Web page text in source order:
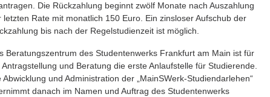
Die Rückzahlung beginnt zwölf Monate nach Auszahlung
letzten Rate mit monatlich 150 Euro. Ein zinsloser Aufschub der
bis nach der Regelstudienzeit ist möglich.
Beratungszentrum des Studentenwerks Frankfurt am Main ist für
Antragstellung und Beratung die erste Anlaufstelle für Studierende.
Abwicklung und Administration der „MainSWerk-Studiendarlehen“
danach im Namen und Auftrag des Studentenwerks